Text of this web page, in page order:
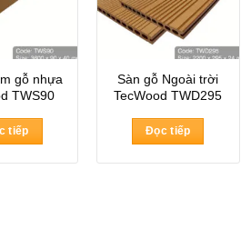
gỗ nhựa
TWS90
tiếp
Sàn gỗ Ngoài trời
TecWood TWD295
Đọc tiếp